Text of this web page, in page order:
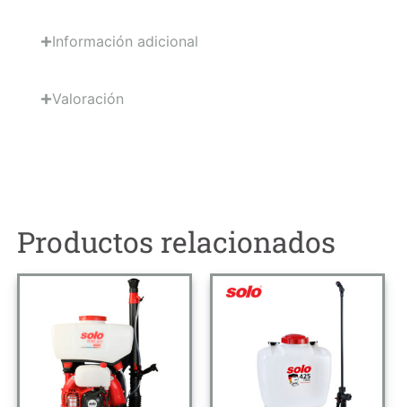
Información adicional
Valoración
Productos relacionados